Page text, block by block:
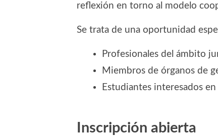
reflexión en torno al modelo
Se trata de una oportunidad
Profesionales del ámbito
Miembros de órganos de
Estudiantes interesados en
Inscripción abierta